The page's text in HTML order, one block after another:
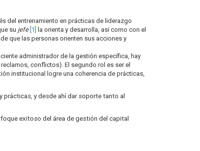
del entrenamiento en prácticas de liderazgo
su jefe [1] la orienta y desarrolla, así como con el
que las personas orienten sus acciones y
administrador de la gestión específica, hay
conflictos). El segundo rol es ser el
institucional logre una coherencia de prácticas,
prácticas, y desde ahí dar soporte tanto al
exitoso del área de gestión del capital